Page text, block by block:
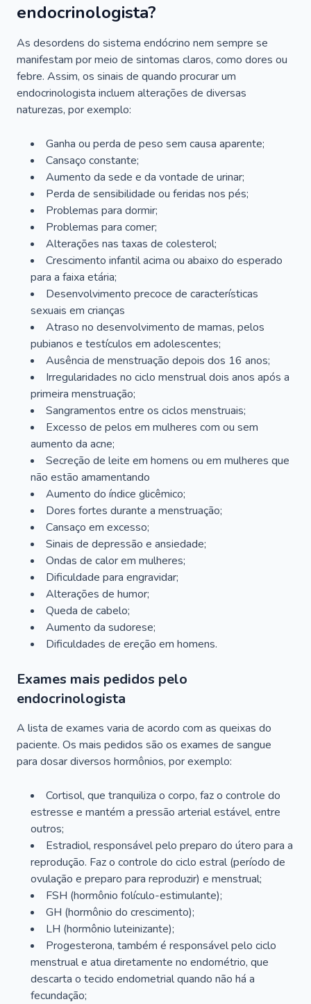
endocrinologista?
As desordens do sistema endócrino nem sempre se
manifestam por meio de sintomas claros, como dores ou
febre. Assim, os sinais de quando procurar um
endocrinologista incluem alterações de diversas
naturezas, por exemplo:
Ganha ou perda de peso sem causa aparente;
Cansaço constante;
Aumento da sede e da vontade de urinar;
Perda de sensibilidade ou feridas nos pés;
Problemas para dormir;
Problemas para comer;
Alterações nas taxas de colesterol;
Crescimento infantil acima ou abaixo do esperado
para a faixa etária;
Desenvolvimento precoce de características
sexuais em crianças
Atraso no desenvolvimento de mamas, pelos
pubianos e testículos em adolescentes;
Ausência de menstruação depois dos 16 anos;
Irregularidades no ciclo menstrual dois anos após a
primeira menstruação;
Sangramentos entre os ciclos menstruais;
Excesso de pelos em mulheres com ou sem
aumento da acne;
Secreção de leite em homens ou em mulheres que
não estão amamentando
Aumento do índice glicêmico;
Dores fortes durante a menstruação;
Cansaço em excesso;
Sinais de depressão e ansiedade;
Ondas de calor em mulheres;
Dificuldade para engravidar;
Alterações de humor;
Queda de cabelo;
Aumento da sudorese;
Dificuldades de ereção em homens.
Exames mais pedidos pelo
endocrinologista
A lista de exames varia de acordo com as queixas do
paciente. Os mais pedidos são os exames de sangue
para dosar diversos hormônios, por exemplo:
Cortisol, que tranquiliza o corpo, faz o controle do
estresse e mantém a pressão arterial estável, entre
outros;
Estradiol, responsável pelo preparo do útero para a
reprodução. Faz o controle do ciclo estral (período de
ovulação e preparo para reproduzir) e menstrual;
FSH (hormônio folículo-estimulante);
GH (hormônio do crescimento);
LH (hormônio luteinizante);
Progesterona, também é responsável pelo ciclo
menstrual e atua diretamente no endométrio, que
descarta o tecido endometrial quando não há a
fecundação;